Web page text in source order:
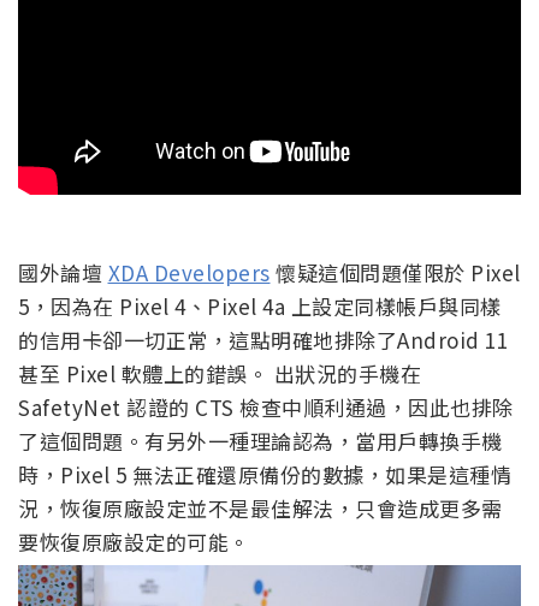
國外論壇 XDA Developers 懷疑這個問題僅限於 Pixel
5，因為在 Pixel 4、Pixel 4a 上設定同樣帳戶與同樣
的信用卡卻一切正常，這點明確地排除了Android 11
甚至 Pixel 軟體上的錯誤。 出狀況的手機在
SafetyNet 認證的 CTS 檢查中順利通過，因此也排除
了這個問題。有另外一種理論認為，當用戶轉換手機
時，Pixel 5 無法正確還原備份的數據，如果是這種情
況，恢復原廠設定並不是最佳解法，只會造成更多需
要恢復原廠設定的可能。